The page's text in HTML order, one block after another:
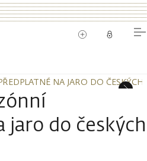
NA JARO DO
NA JARO DO
jaro do českých